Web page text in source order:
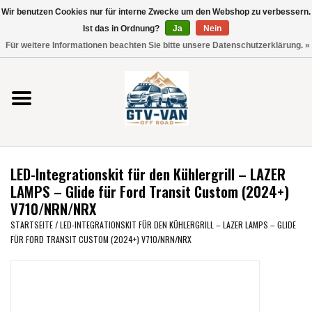
Verwende
die
nach
oben
und
unten,
verfügbare
Ergebnis
Drücke
die
Vito / V-Klasse 447
Viano /Vito 639
VW T7 2025
VW T6
LED-Integrationskit für den Kühlergrill – LAZER
LAMPS – Glide für Ford Transit Custom (2024+)
V710/NRN/NRX
STARTSEITE/LED-INTEGRATIONSKIT FÜR DEN KÜHLERGRILL – LAZER LAMPS – GLIDE
FÜR FORD TRANSIT CUSTOM (2024+) V710/NRN/NRX
Wir benutzen Cookies nur für interne Zwecke um den Webshop zu verbessern.
Ist das in Ordnung?
Ja
Nein
Für weitere Informationen beachten Sie bitte unsere Datenschutzerklärung. »